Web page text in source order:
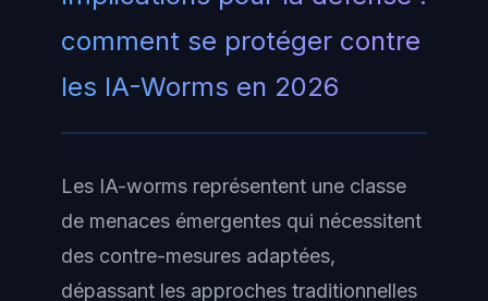
comment se protéger contre
les IA-Worms en 2026
Les IA-worms représentent une classe
de menaces émergentes qui nécessitent
des contre-mesures adaptées,
dépassant les approches traditionnelles